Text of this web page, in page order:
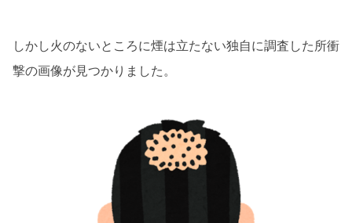
しかし火のないところに煙は立たない独自に調査した所衝
撃の画像が見つかりました。